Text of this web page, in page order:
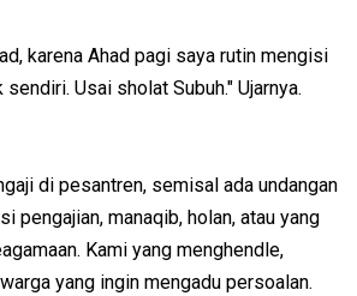
karena Ahad pagi saya rutin mengisi
Usai sholat Subuh." Ujarnya.
di pesantren, semisal ada undangan
pengajian, manaqib, holan, atau yang
Kami yang menghendle,
yang ingin mengadu persoalan.